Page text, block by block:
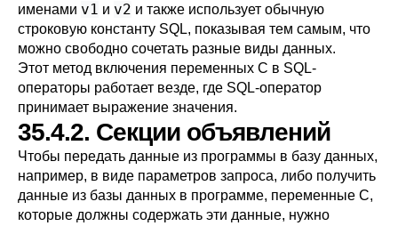
именами v1 и v2 и также использует обычную
строковую константу SQL, показывая тем самым, что
можно свободно сочетать разные виды данных.
Этот метод включения переменных C в SQL-
операторы работает везде, где SQL-оператор
принимает выражение значения.
35.4.2. Секции объявлений
Чтобы передать данные из программы в базу данных,
например, в виде параметров запроса, либо получить
данные из базы данных в программе, переменные C,
которые должны содержать эти данные, нужно